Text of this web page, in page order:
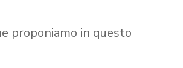
proponiamo in questo